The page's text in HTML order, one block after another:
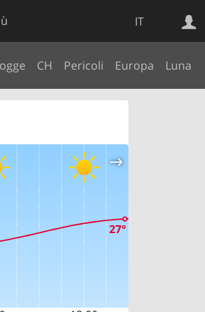
IT
CH Pericoli Europa Luna
Ricerca Web